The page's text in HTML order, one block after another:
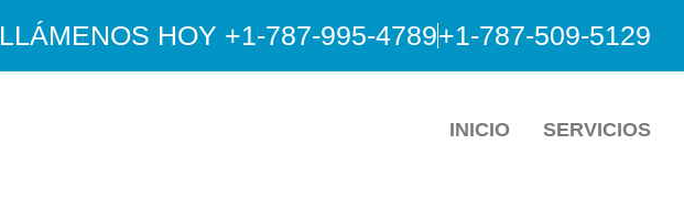
LLÁMENOS HOY +1-787-995-4789+1-787-509-5129
INICIO SERVICIOS